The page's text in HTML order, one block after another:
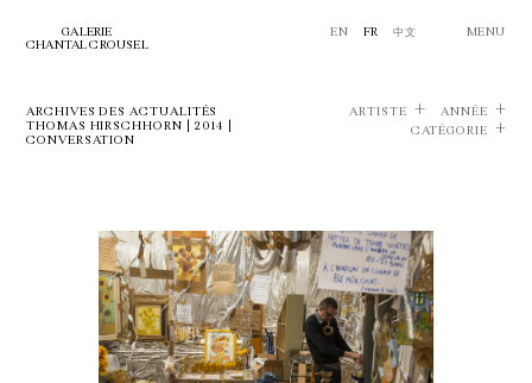
GALERIE
CHANTAL CROUSEL
EN FR 中文 MENU
ARCHIVES DES ACTUALITÉS
THOMAS HIRSCHHORN | 2014 |
CONVERSATION
ARTISTE
ANNÉE
CATÉGORIE